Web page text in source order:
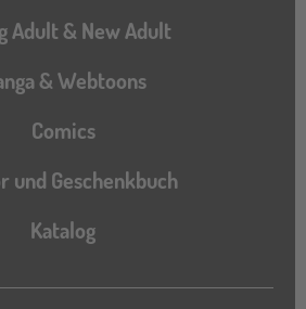
Adult & New Adult
& Webtoons
Comics
und Geschenkbuch
Katalog
Katalog